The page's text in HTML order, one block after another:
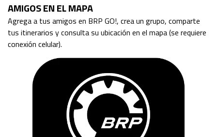
AMIGOS EN EL MAPA
Agrega a tus amigos en BRP GO!, crea un grupo, comparte
tus itinerarios y consulta su ubicación en el mapa (se requiere
conexión celular).